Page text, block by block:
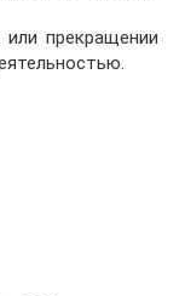
прекращении